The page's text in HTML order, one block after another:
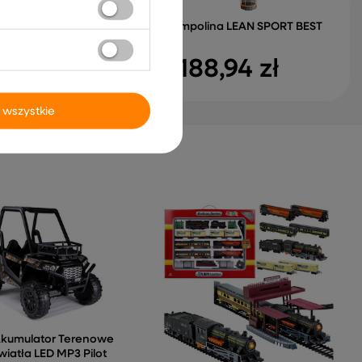
Na Akumulator
Trampolina LEAN SPORT BEST
1 188,94 zł
Terenowe
LED MP3 Pilot